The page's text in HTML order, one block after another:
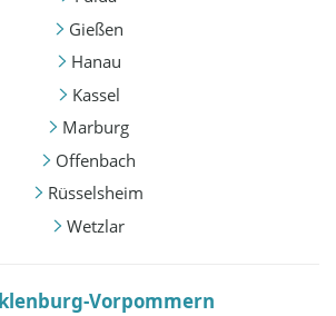
Gießen
Hanau
Kassel
Marburg
Offenbach
Rüsselsheim
Wetzlar
Vorpommern